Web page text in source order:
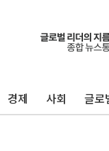
경제 사회 글로
10월 보완수